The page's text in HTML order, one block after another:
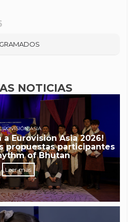
NOTICIAS
ASIA
a Eurovisión Asia 2026!
propuestas participantes
of Bhutan
Leer más